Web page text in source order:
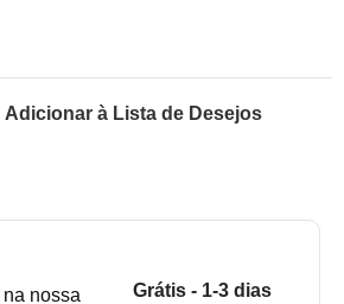
Adicionar à Lista de Desejos
nossa
Grátis - 1-3 dias